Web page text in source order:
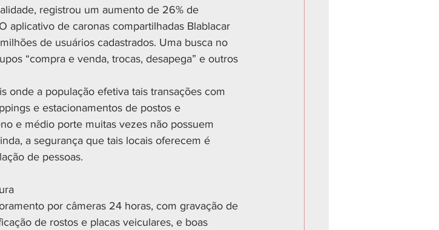
registrou um aumento de 26% de
aplicativo de caronas compartilhadas Blablacar
de usuários cadastrados. Uma busca no
“compra e venda, trocas, desapega” e outros
onde a população efetiva tais transações com
e estacionamentos de postos e
e médio porte muitas vezes não possuem
a segurança que tais locais oferecem é
de pessoas.
por câmeras 24 horas, com gravação de
de rostos e placas veiculares, e boas